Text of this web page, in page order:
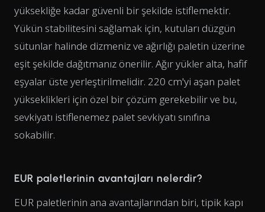
yüksekliğe kadar güvenli bir şekilde istiflemektir.
Yükün stabilitesini sağlamak için, kutuları düzgün
sütunlar halinde dizmeniz ve ağırlığı paletin üzerine
eşit şekilde dağıtmanız önerilir. Ağır yükler alta, hafif
eşyalar üste yerleştirilmelidir. 220 cm'yi aşan palet
yükseklikleri için özel bir çözüm gerekebilir ve bu,
sevkiyatı istiflenemez palet sevkiyatı sınıfına
sokabilir.
EUR paletlerinin avantajları nelerdir?
EUR paletlerinin ana avantajlarından biri, tipik kapı